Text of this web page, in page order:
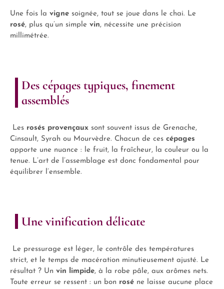
Une fois la vigne soignée, tout se joue dans le chai. Le
rosé, plus qu’un simple vin, nécessite une précision
millimétrée.
Des cépages typiques, finement
assemblés
Les rosés provençaux sont souvent issus de Grenache,
Cinsault, Syrah ou Mourvèdre. Chacun de ces cépages
apporte une nuance : le fruit, la fraîcheur, la couleur ou la
tenue. L’art de l’assemblage est donc fondamental pour
équilibrer l’ensemble.
Une vinification délicate
Le pressurage est léger, le contrôle des températures
strict, et le temps de macération minutieusement ajusté. Le
résultat ? Un vin limpide, à la robe pâle, aux arômes nets.
Toute erreur se ressent : un bon rosé ne laisse aucune place